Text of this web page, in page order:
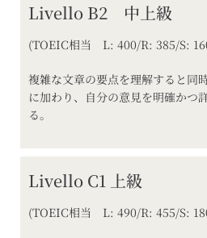
Livello B2 中上級
(TOEIC相当 L: 400/R: 385/S:
複雑な文章の要点を理解すると同
に加わり、自分の意見を明確かつ
る。
Livello C1 上級
(TOEIC相当 L: 490/R: 455/S: